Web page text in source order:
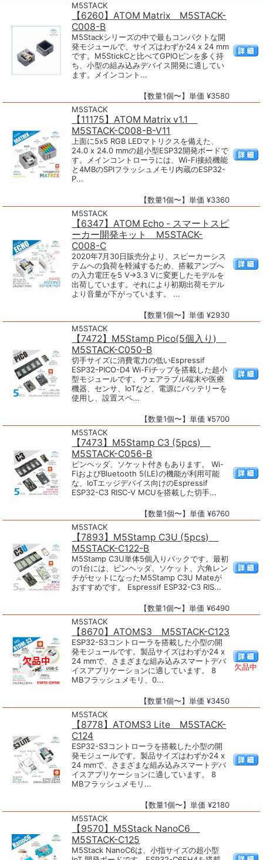
M5STACK
【6260】ATOM Matrix M5STACK-
C008-B
M5Stackシリーズの中で最もコンパクトな開
発モジュールで、サイズはわずか24 x 24 mm
です。M5StickCと比べてGPIOピンを多く持
ち、小型の組み込みデバイス開発に適してい
ます。メインコント...
【数量1個〜】単価 ¥3580
M5STACK
【11175】ATOM Matrix v1.1
M5STACK-C008-B-V11
上面に5x5 RGB LEDマトリクスを備えた、
24.0 x 24.0 mmの超小型ESP32開発ボードで
す。メインコントローラには、Wi-Fi接続機能
と4MBのSPIフラッシュメモリ内蔵のESP32-
P...
【数量1個〜】単価 ¥3360
M5STACK
【6347】ATOM Echo - スマートスピ
ーカー開発キット M5STACK-
C008-C
2020年7月30日販売分より、スピーカーシス
テムへの負荷を軽減するため、搭載アンプへ
の入力電圧を5 V→3.3 Vに変更したモデルを
出荷しています。それにより初期出荷モデル
より音量が下がっています。 ...
【数量1個〜】単価 ¥2930
M5STACK
【7472】M5Stamp Pico(5個入り)
M5STACK-C050-B
切手サイズに消費電力の低いEspressif
ESP32-PICO-D4 Wi-Fiチップを搭載した超小
型モジュールです。ウェアラブル端末や医療
機器、センサ、IoTなど、電源にバッテリーを
使用し、設置スペ...
【数量1個〜】単価 ¥5700
M5STACK
【7473】M5Stamp C3 (5pcs)
M5STACK-C056-B
ピンヘッダ、ソケット付きもあります。 Wi-
FiおよびBluetooth 5(LE)の機能が利用可能
な、IoTエッジデバイス向けのEspressif
ESP32-C3 RISC-V MCUを搭載した切手...
【数量1個〜】単価 ¥6760
M5STACK
【7893】M5Stamp C3U (5pcs)
M5STACK-C122-B
M5Stamp C3U単体5個入りパックです。最初
の1台には、ピンヘッダ、ソケット、六角レン
チがセットになったM5Stamp C3U Mateが
おすすめです。 Espressif ESP32-C3 RIS...
【数量1個〜】単価 ¥6490
M5STACK
【8670】ATOMS3 M5STACK-C123
ESP32-S3コントローラを搭載した小型の開
発モジュールです。製品サイズはわずか24 x
24 mmで、さまざまな組み込みスマートデバ
イスアプリケーションに適しています。 8
MBフラッシュメモリ、0...
【数量1個〜】単価 ¥3450
欠品中
M5STACK
【8778】ATOMS3 Lite M5STACK-
C124
ESP32-S3コントローラを搭載した小型の開
発モジュールです。製品サイズはわずか24 x
24 mmで、さまざまな組み込みスマートデバ
イスアプリケーションに適しています。 8
MBフラッシュメモリ...
【数量1個〜】単価 ¥2180
M5STACK
【9570】M5Stack NanoC6
M5STACK-C125
M5Stack NanoC6は、小指サイズの超小型